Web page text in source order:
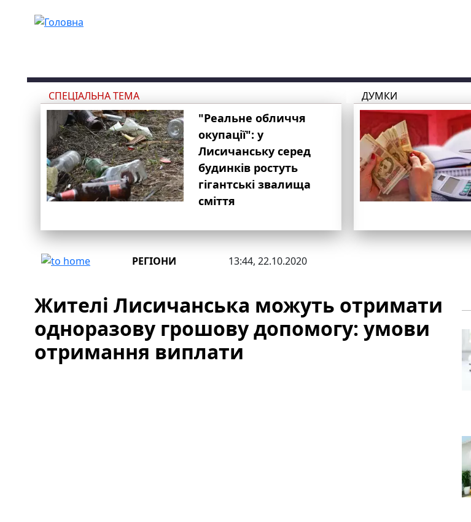
СПЕЦІАЛЬНА ТЕМА
"Реальне обличчя
окупації": у
Лисичанську серед
будинків ростуть
гігантські звалища
сміття
ДУМКИ
РЕГІОНИ 13:44, 22.10.2020
Жителі Лисичанська можуть отримати
одноразову грошову допомогу: умови
отримання виплати